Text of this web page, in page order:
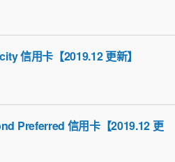
信用卡【2019.12 更新】
Preferred 信用卡【2019.12 更